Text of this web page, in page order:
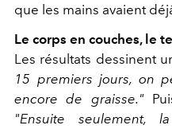
que les mains avaient
Le corps en couches, le
Les résultats dessinent
15 premiers jours, on
encore de graisse."
"Ensuite seulement,